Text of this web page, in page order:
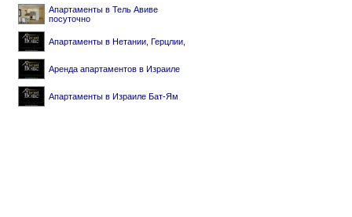
Апартаменты в Тель Авиве
посуточно
Апартаменты в Нетании, Герцлии,
Аренда апартаментов в Израиле
Апартаменты в Израиле Бат-Ям